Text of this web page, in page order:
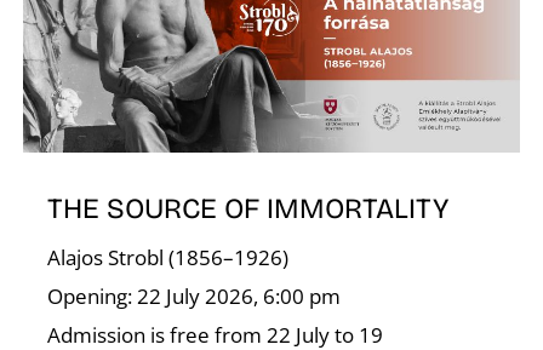
THE SOURCE OF IMMORTALITY
Alajos Strobl (1856–1926)
Opening: 22 July 2026, 6:00 pm
Admission is free from 22 July to 19